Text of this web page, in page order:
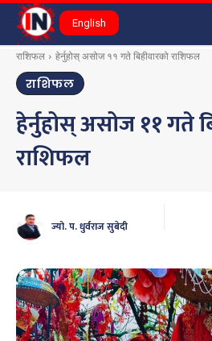
English
राशिफल हेर्नुहोस् असोज ११ गते बिहीवारको राशिफल
राशिफल
हेर्नुहोस् असोज ११ गते
राशिफल
ज्यो. प. धुर्वराज सुबेदी